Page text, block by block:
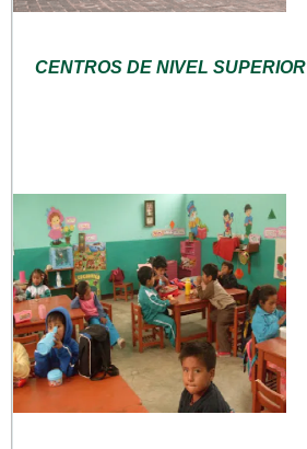
CENTROS DE NIVEL SUPERIOR